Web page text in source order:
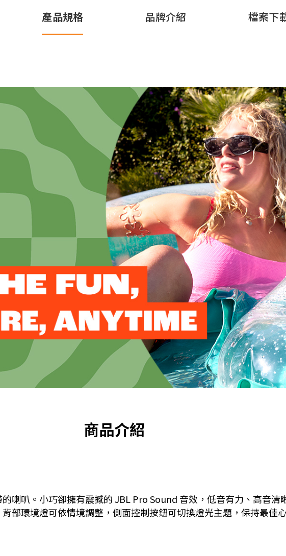
產品規格 品牌介紹 檔案下
商品介紹
喇叭。小巧卻擁有震撼的 JBL Pro Sound 音效，低音有力、高音清
部環境燈可依情境調整，側面控制按鈕可切換燈光主題，保持最佳